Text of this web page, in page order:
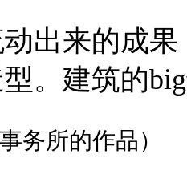
出来的成
。建筑的
务所的作品）